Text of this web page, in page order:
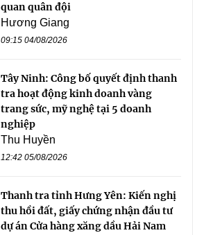
quan quân đội
Hương Giang
09:15 04/08/2026
Tây Ninh: Công bố quyết định thanh
tra hoạt động kinh doanh vàng
trang sức, mỹ nghệ tại 5 doanh
nghiệp
Thu Huyền
12:42 05/08/2026
Thanh tra tỉnh Hưng Yên: Kiến nghị
thu hồi đất, giấy chứng nhận đầu tư
dự án Cửa hàng xăng dầu Hải Nam